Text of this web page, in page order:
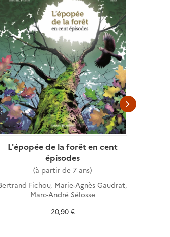
L'épopée de la forêt en cent
épisodes
(à partir de 7 ans)
Fichou, Marie-Agnès Gaudrat,
Marc-André Sélosse
20,90 €